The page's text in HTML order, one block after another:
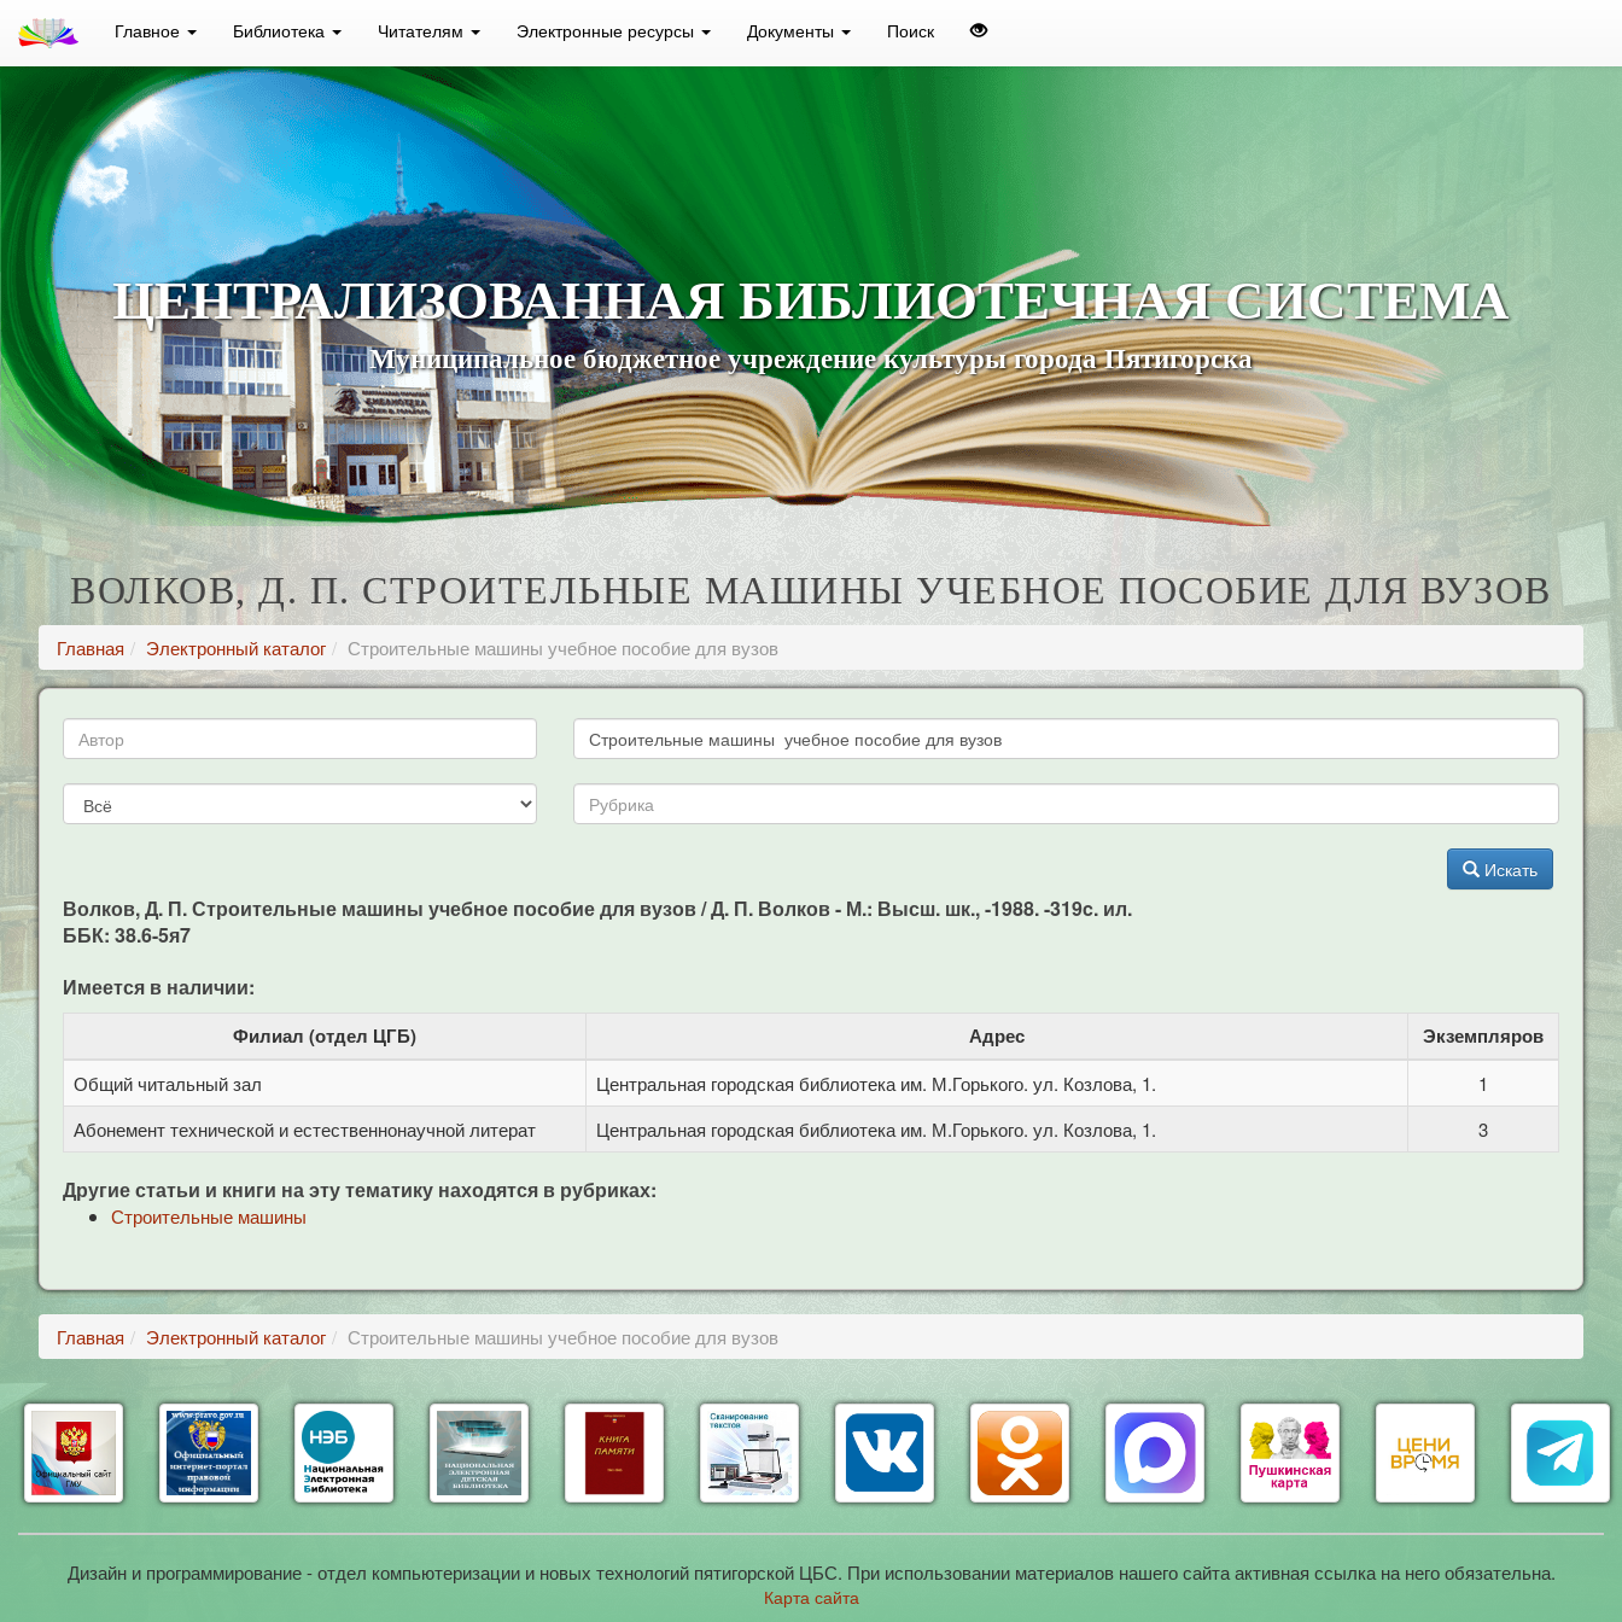
Главное Библиотека Читателям Электронные ресурсы Документы Поиск
ЦЕНТРАЛИЗОВАННАЯ БИБЛИОТЕЧНАЯ СИСТЕМА
Муниципальное бюджетное учреждение культуры города Пятигорска
ВОЛКОВ, Д. П. СТРОИТЕЛЬНЫЕ МАШИНЫ УЧЕБНОЕ ПОСОБИЕ ДЛЯ ВУЗОВ
Главная Электронный каталог Строительные машины учебное пособие для вузов
Искать
Волков, Д. П. Строительные машины учебное пособие для вузов / Д. П. Волков - М.: Высш. шк., -1988. -319c. ил.
ББК: 38.6-5я7
Имеется в наличии:
Филиал (отдел ЦГБ) Адрес Экземпляров
Общий читальный зал Центральная городская библиотека им. М.Горького. ул. Козлова, 1.
1
Абонемент технической и естественнонаучной литерат
Центральная городская библиотека им. М.Горького. ул. Козлова, 1. 3
Другие статьи и книги на эту тематику находятся в рубриках:
Строительные машины
Главная Электронный каталог Строительные машины учебное пособие для вузов
Дизайн и программирование - отдел компьютеризации и новых технологий пятигорской ЦБС. При использовании материалов нашего сайта активная ссылка на него обязательна.
Карта сайта